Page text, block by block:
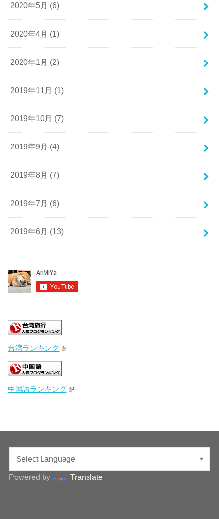
2020年5月 (6)
2020年4月 (1)
2020年1月 (2)
2019年11月 (1)
2019年10月 (7)
2019年9月 (4)
2019年8月 (7)
2019年7月 (6)
2019年6月 (13)
台湾ランキング
中国語ランキング
Powered by Translate